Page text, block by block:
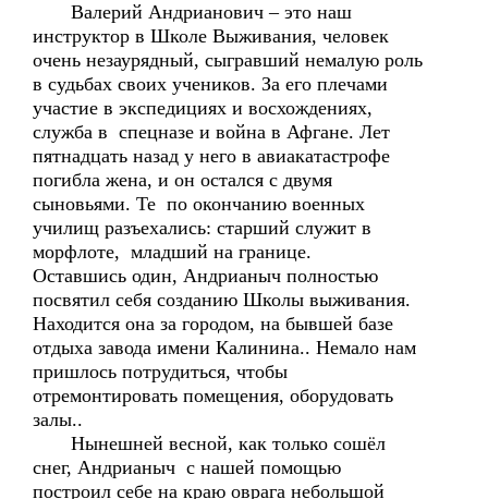
Валерий Андрианович – это наш
инструктор в Школе Выживания, человек
очень незаурядный, сыгравший немалую роль
в судьбах своих учеников. За его плечами
участие в экспедициях и восхождениях,
служба в спецназе и война в Афгане. Лет
пятнадцать назад у него в авиакатастрофе
погибла жена, и он остался с двумя
сыновьями. Те по окончанию военных
училищ разъехались: старший служит в
морфлоте, младший на границе.
Оставшись один, Андрианыч полностью
посвятил себя созданию Школы выживания.
Находится она за городом, на бывшей базе
отдыха завода имени Калинина.. Немало нам
пришлось потрудиться, чтобы
отремонтировать помещения, оборудовать
залы..
Нынешней весной, как только сошёл
снег, Андрианыч с нашей помощью
построил себе на краю оврага небольшой